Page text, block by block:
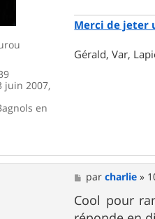
juin 2007,
en
Merci de jeter
Gérald, Var,
M
e
s
s
parcharlie »
Cool pour